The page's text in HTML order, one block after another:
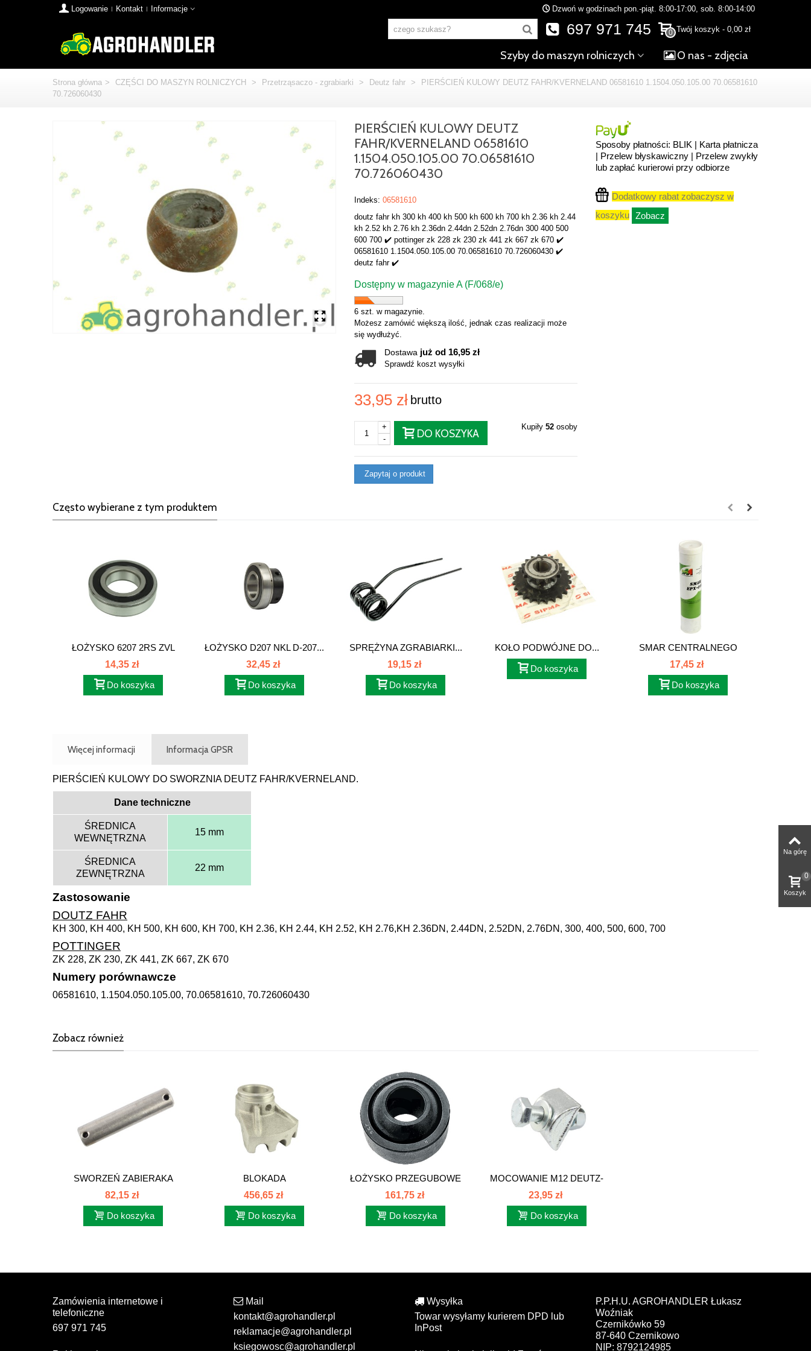
Logowanie Kontakt Informacje Dzwoń w godzinach pon.-piąt. 8:00-17:00, sob. 8:00-14:00
0 Twój koszyk - 0,00 zł
697 971 745
Szyby do maszyn rolniczych O nas - zdjęcia
Strona główna > CZĘŚCI DO MASZYN ROLNICZYCH > Przetrząsaczo - zgrabiarki > Deutz fahr >
PIERŚCIEŃ KULOWY DEUTZ FAHR/KVERNELAND 06581610 1.1504.050.105.00 70.06581610
70.726060430
PIERŚCIEŃ KULOWY DEUTZ
FAHR/KVERNELAND 06581610
1.1504.050.105.00 70.06581610
70.726060430
Indeks: 06581610
doutz fahr kh 300 kh 400 kh 500 kh 600 kh 700 kh 2.36 kh 2.44
kh 2.52 kh 2.76 kh 2.36dn 2.44dn 2.52dn 2.76dn 300 400 500
600 700 ✔️ pottinger zk 228 zk 230 zk 441 zk 667 zk 670 ✔️
06581610 1.1504.050.105.00 70.06581610 70.726060430 ✔️
deutz fahr ✔️
Dostępny w magazynie A (F/068/e)
6 szt. w magazynie.
Możesz zamówić większą ilość, jednak czas realizacji może
się wydłużyć.
Dostawa już od 16,95 zł
Sprawdź koszt wysyłki
33,95 zł brutto
-
+
DO KOSZYKA
Kupiły 52osoby
Zapytaj o produkt
Sposoby płatności: BLIK | Karta płatnicza
| Przelew błyskawiczny | Przelew zwykły
lub zapłać kurierowi przy odbiorze
Dodatkowy rabat zobaczysz w
koszyku Zobacz
Często wybierane z tym produktem
ŁOŻYSKO 6207 2RS ZVL
14,35 zł
Do koszyka
ŁOŻYSKO D207 NKL D-207...
32,45 zł
Do koszyka
SPRĘŻYNA ZGRABIARKI...
19,15 zł
Do koszyka
KOŁO PODWÓJNE DO...
Do koszyka
SMAR CENTRALNEGO
SMAROWANIA...
17,45 zł
Do koszyka
Więcej informacji Informacja GPSR
PIERŚCIEŃ KULOWY DO SWORZNIA DEUTZ FAHR/KVERNELAND.
Dane techniczne
ŚREDNICA
WEWNĘTRZNA
15 mm
ŚREDNICA
ZEWNĘTRZNA
22 mm
Zastosowanie
DOUTZ FAHR
KH 300, KH 400, KH 500, KH 600, KH 700, KH 2.36, KH 2.44, KH 2.52, KH 2.76,KH 2.36DN, 2.44DN, 2.52DN, 2.76DN, 300, 400, 500, 600, 700
POTTINGER
ZK 228, ZK 230, ZK 441, ZK 667, ZK 670
Numery porównawcze
06581610, 1.1504.050.105.00, 70.06581610, 70.726060430
Zobacz również
SWORZEŃ ZABIERAKA
DEUTZ...
82,15 zł
Do koszyka
BLOKADA
PRZETRZĄSACZO-
ZGRABIARKA...
456,65 zł
Do koszyka
ŁOŻYSKO PRZEGUBOWE
DEUTZ FAHR,...
161,75 zł
Do koszyka
MOCOWANIE M12 DEUTZ-
FAHR...
23,95 zł
Do koszyka
Zamówienia internetowe i
telefoniczne
697 971 745
Mail
kontakt@agrohandler.pl
reklamacje@agrohandler.pl
ksiegowosc@agrohandler.pl
Wysyłka
Towar wysyłamy kurierem DPD lub
InPost
P.P.H.U. AGROHANDLER Łukasz
Woźniak
Czernikówko 59
87-640 Czernikowo
NIP: 8792124985
Na górę
Koszyk
0